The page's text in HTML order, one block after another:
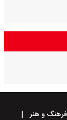
فرهنگ و هنر